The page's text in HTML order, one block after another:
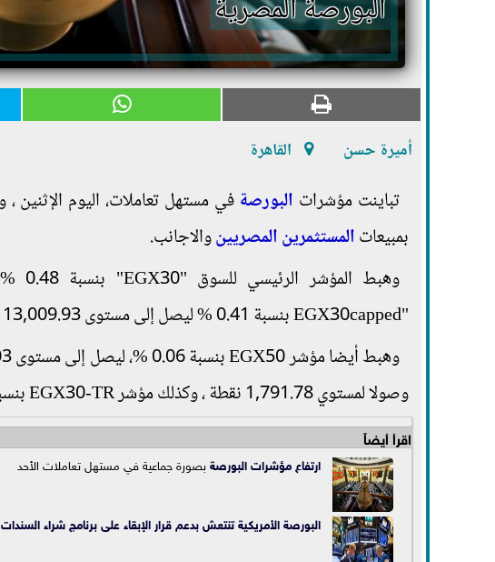
البورصة المصرية
أميرة حسن القاهرة
تباينت مؤشرات البورصة
بمبيعاتالمستثمرين المصريينوالاجانب.
"EGX30capped بنسبة 0.41 % ليصل إلى مستوى 13,009.93 نقطة.
وصولا لمستوي 1,791.78 نقطة ، وكذلك مؤشر EGX30-TR بنسبة 0.64 %، وصولا الي 4,131.39 نقطة.
اقرأ أيضاً
ارتفاعمؤشرات البورصة بصورة جماعية في مستهل تعاملات الأحد
البورصة الأمريكية تنتعش بدعم قرار الإبقاء على برنامج شراء السندات